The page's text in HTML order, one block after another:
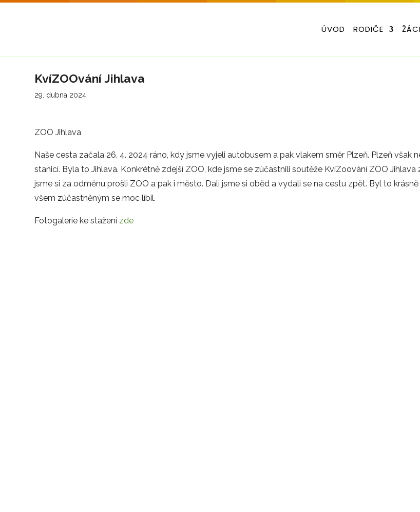
ÚVOD RODIČE ŽÁCI
KvíZOOvání Jihlava
29. dubna 2024
ZOO Jihlava
Naše cesta začala 26. 4. 2024 ráno, kdy jsme vyjeli autobusem a pak vlakem směr Plzeň. Plzeň však
stanicí. Byla to Jihlava. Konkrétně zdejší ZOO, kde jsme se zúčastnili soutěže KvíZoování ZOO Jihlava
jsme si za odměnu prošli ZOO a pak i město. Dali jsme si oběd a vydali se na cestu zpět. Byl to
všem zúčastněným se moc líbil.
Fotogalerie ke stažení zde